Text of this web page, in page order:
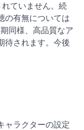
ていません。続
の有無については
同様、高品質なア
待されます。今後
ャラクターの設定